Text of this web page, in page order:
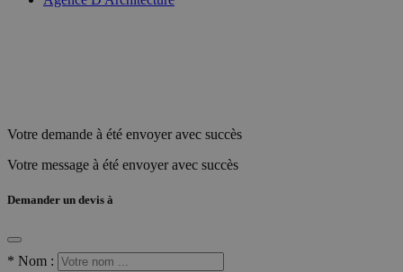
Votre demande à été envoyer avec succès
Votre message à été envoyer avec succès
Demander un devis à
* Nom :